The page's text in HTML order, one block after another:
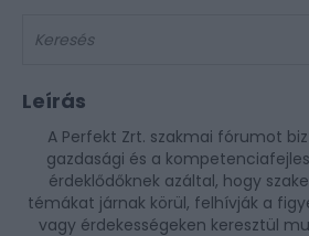
Leírás
A Perfekt Zrt. szakmai fórumot
gazdasági és a
érdeklődőknek azáltal, hogy
témákat járnak körül, felhívják a
vagy érdekességeken keresztül